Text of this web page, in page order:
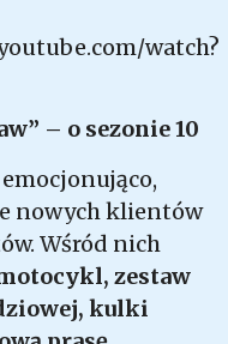
watch?
– o sezonie 10
nowych klientów
Wśród nich
zestaw
kulki